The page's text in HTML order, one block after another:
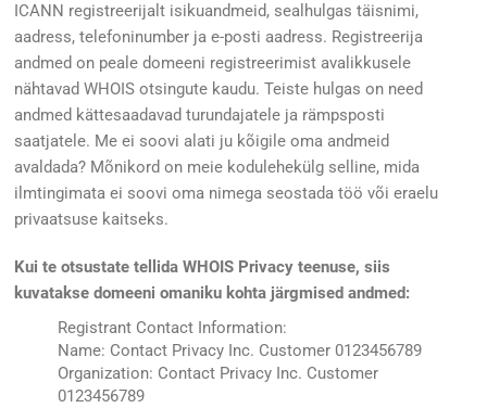
ICANN registreerijalt isikuandmeid, sealhulgas täisnimi,
aadress, telefoninumber ja e-posti aadress. Registreerija
andmed on peale domeeni registreerimist avalikkusele
nähtavad WHOIS otsingute kaudu. Teiste hulgas on need
andmed kättesaadavad turundajatele ja rämpsposti
saatjatele. Me ei soovi alati ju kõigile oma andmeid
avaldada? Mõnikord on meie kodulehekülg selline, mida
ilmtingimata ei soovi oma nimega seostada töö või eraelu
privaatsuse kaitseks.
Kui te otsustate tellida WHOIS Privacy teenuse, siis
kuvatakse domeeni omaniku kohta järgmised andmed:
Registrant Contact Information:
Name: Contact Privacy Inc. Customer 0123456789
Organization: Contact Privacy Inc. Customer
0123456789